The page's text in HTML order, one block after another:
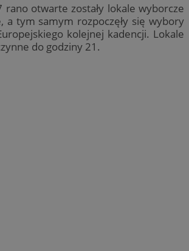
rano otwarte zostały lokale wyborcze
a tym samym rozpoczęły się wybory
kolejnej kadencji. Lokale
do godziny 21.